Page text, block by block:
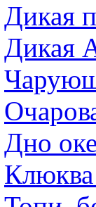
Дикая
Дикая
Дно
Клюква